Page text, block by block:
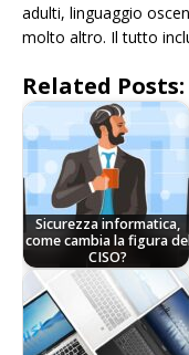
adulti, linguaggio
molto altro. Il tutto
Related Posts:
Sicurezza informatica,
come cambia la figura del
CISO?